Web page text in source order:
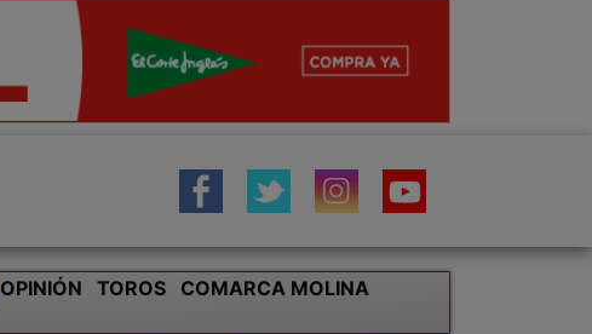
OPINIÓN TOROS
COMARCA MOLINA